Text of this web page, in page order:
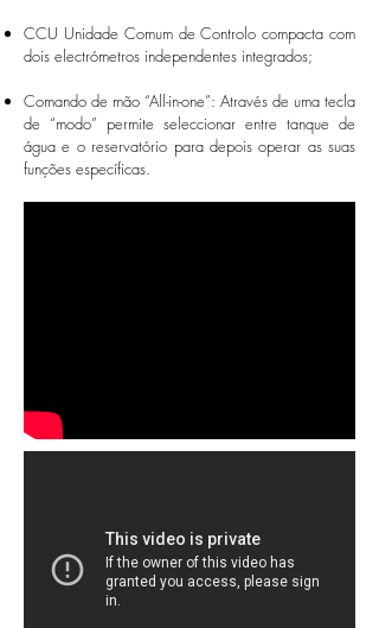
CCU Unidade Comum de Controlo compacta com
dois electrómetros independentes integrados;
Comando de mão “All-in-one”: Através de uma tecla
de “modo” permite seleccionar entre tanque de
água e o reservatório para depois operar as suas
funções específicas.